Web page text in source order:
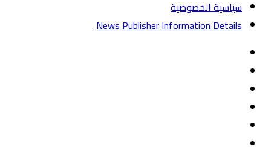
سياسية الخصوصية
News Publisher Information Details